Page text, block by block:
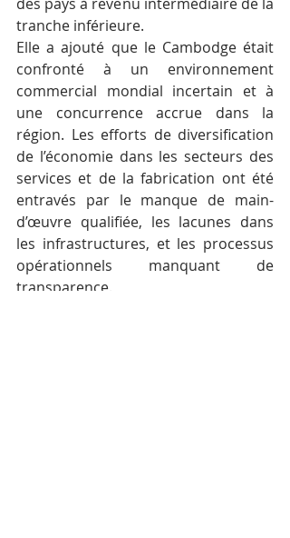
tranche inférieure.
Elle a ajouté que le Cambodge était
confronté à un environnement
commercial mondial incertain et à
une concurrence accrue dans la
région. Les efforts de diversification
de l’économie dans les secteurs des
services et de la fabrication ont été
entravés par le manque de main-
d’œuvre qualifiée, les lacunes dans
les infrastructures, et les processus
opérationnels manquant de
transparence.